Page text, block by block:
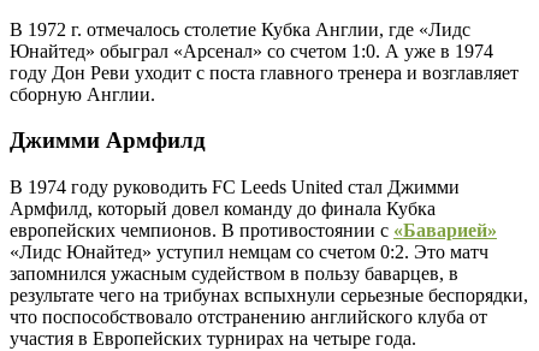
В 1972 г. отмечалось столетие Кубка Англии, где «Лидс
Юнайтед» обыграл «Арсенал» со счетом 1:0. А уже в 1974
году Дон Реви уходит с поста главного тренера и возглавляет
сборную Англии.
Джимми Армфилд
В 1974 году руководить FC Leeds United стал Джимми
Армфилд, который довел команду до финала Кубка
европейских чемпионов. В противостоянии с «Баварией»
«Лидс Юнайтед» уступил немцам со счетом 0:2. Это матч
запомнился ужасным судейством в пользу баварцев, в
результате чего на трибунах вспыхнули серьезные беспорядки,
что поспособствовало отстранению английского клуба от
участия в Европейских турнирах на четыре года.